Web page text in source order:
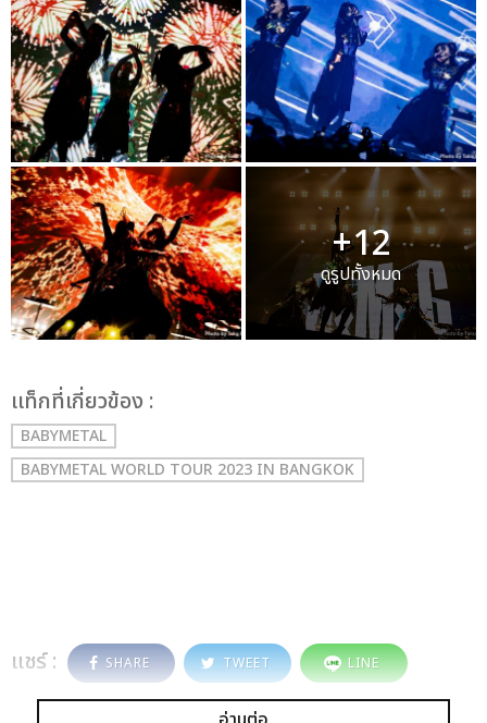
+12
ดูรูปทั้งหมด
เเท็กที่เกี่ยวข้อง :
BABYMETAL
BABYMETAL WORLD TOUR 2023 IN BANGKOK
แชร์ : SHARE TWEET LINE